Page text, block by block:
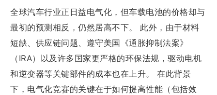
全球汽车行业正日益电气化，但车载电池的价格却与
最初的预测相反，仍然居高不下。 此外，由于材料
短缺、供应链问题、遵守美国《通胀抑制法案》
（IRA）以及许多国家更严格的环保法规，驱动电机
和逆变器等关键部件的成本也在上升。 在此背景
下，电气化竞赛的关键在于如何提高性能（包括效